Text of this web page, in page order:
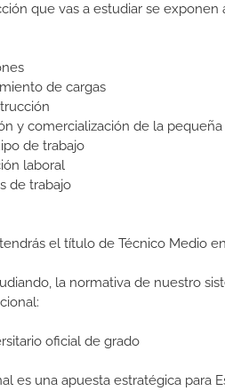
que vas a estudiar se
de cargas
y comercialización de la
de trabajo
laboral
de trabajo
el título de Técnico Medio
la normativa de nuestro
oficial de grado
es una apuesta estratégica para